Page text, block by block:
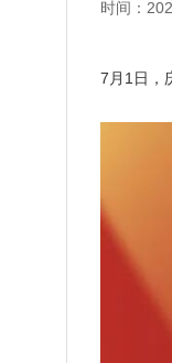
时间：
7月1日，